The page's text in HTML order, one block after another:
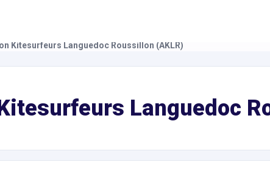
Kitesurfeurs Languedoc Roussillon (AKLR)
Languedoc